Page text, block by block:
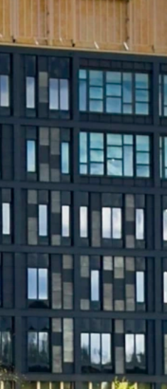
om inredning & skåp?
för dig! Kontakta Lars
vi dig.